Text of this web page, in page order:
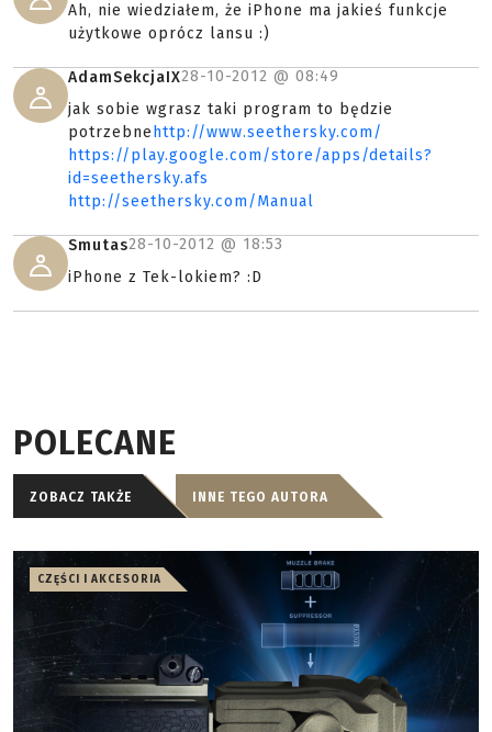
Ah, nie wiedziałem, że iPhone ma jakieś funkcje
użytkowe oprócz lansu :)
AdamSekcjaIX28-10-2012 @ 08:49
jak sobie wgrasz taki program to będzie
potrzebne http://www.seethersky.com/
https://play.google.com/store/apps/details?
id=seethersky.afs
http://seethersky.com/Manual
Smutas28-10-2012 @ 18:53
iPhone z Tek-lokiem? :D
POLECANE
ZOBACZ TAKŻE INNE TEGO AUTORA
CZĘŚCI I AKCESORIA